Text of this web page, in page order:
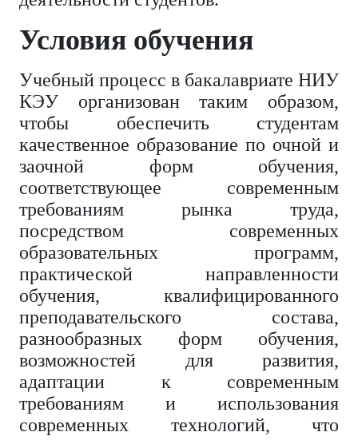
Условия обучения
Учебный процесс в бакалавриате НИУ
КЭУ организован таким образом,
чтобы обеспечить студентам
качественное образование по очной и
заочной форм обучения,
соответствующее современным
требованиям рынка труда,
посредством современных
образовательных программ,
практической направленности
обучения, квалифицированного
преподавательского состава,
разнообразных форм обучения,
возможностей для развития,
адаптации к современным
требованиям и использования
современных технологий, что